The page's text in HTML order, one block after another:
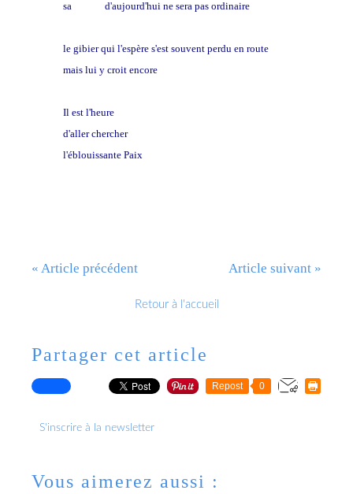
sa
d'aujourd'hui ne sera pas ordinaire
le gibier qui l'espère s'est souvent perdu en route
mais lui y croit encore
Il est l'heure
d'aller chercher
l'éblouissante Paix
« Article précédent Article suivant »
Retour à l'accueil
Partager cet article
Repost 0
S'inscrire à la newsletter
Vous aimerez aussi :